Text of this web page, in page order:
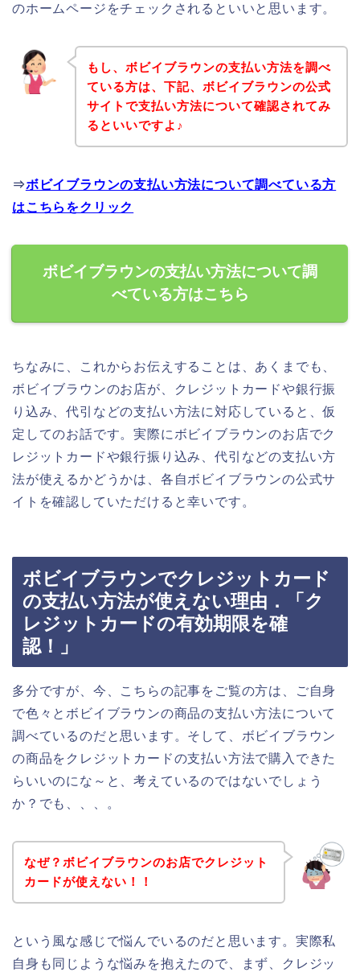
のホームページをチェックされるといいと思います。
もし、ボビイブラウンの支払い方法を調べ
ている方は、下記、ボビイブラウンの公式
サイトで支払い方法について確認されてみ
るといいですよ♪
⇒ボビイブラウンの支払い方法について調べている方
はこちらをクリック
ボビイブラウンの支払い方法について調
べている方はこちら
ちなみに、これからお伝えすることは、あくまでも、
ボビイブラウンのお店が、クレジットカードや銀行振
り込み、代引などの支払い方法に対応していると、仮
定してのお話です。実際にボビイブラウンのお店でク
レジットカードや銀行振り込み、代引などの支払い方
法が使えるかどうかは、各自ボビイブラウンの公式サ
イトを確認していただけると幸いです。
ボビイブラウンでクレジットカード
の支払い方法が使えない理由．「ク
レジットカードの有効期限を確
認！」
多分ですが、今、こちらの記事をご覧の方は、ご自身
で色々とボビイブラウンの商品の支払い方法について
調べているのだと思います。そして、ボビイブラウン
の商品をクレジットカードの支払い方法で購入できた
らいいのにな～と、考えているのではないでしょう
か？でも、、、。
なぜ？ボビイブラウンのお店でクレジット
カードが使えない！！
という風な感じで悩んでいるのだと思います。実際私
自身も同じような悩みを抱えたので、まず、クレジッ